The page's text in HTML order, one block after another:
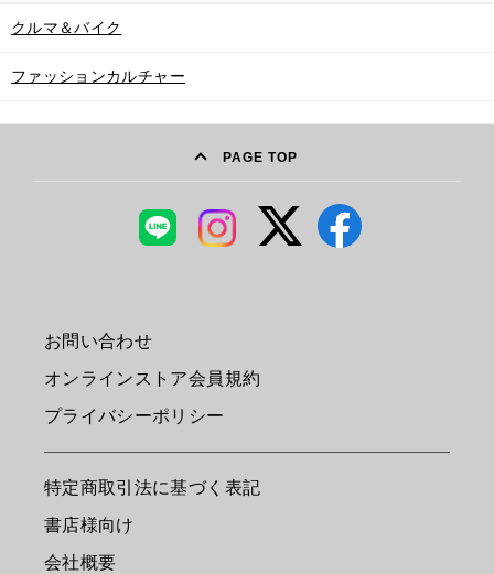
クルマ＆バイク
ファッションカルチャー
PAGE TOP
お問い合わせ
オンラインストア会員規約
プライバシーポリシー
特定商取引法に基づく表記
書店様向け
会社概要